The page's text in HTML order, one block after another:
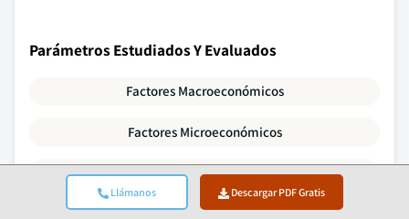
Llámanos Descargar PDF Gratis
Parámetros Estudiados Y Evaluados
Factores Macroeconómicos
Factores Microeconómicos
Tecnología E Innovación
Entorno Regulatorio Y Político